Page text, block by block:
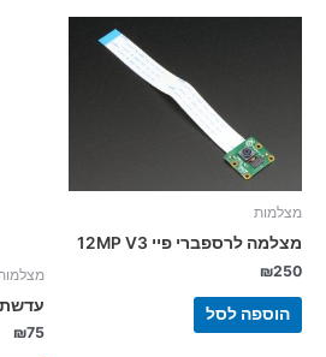
מצלמות
מצלמה לרספברי פיי 12MP V3
₪250
הוספה לסל עדשת
₪75